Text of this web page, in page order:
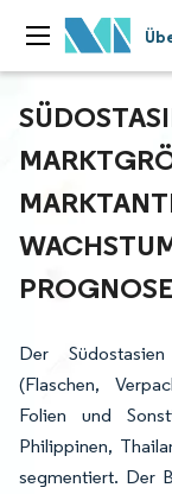
Der
(Flaschen,
Folien und
Philippinen,
segmentiert. Der